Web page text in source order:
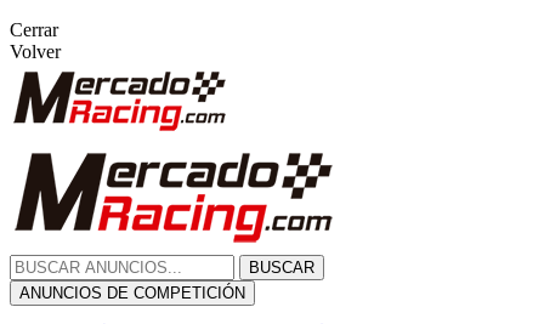
Cerrar
Volver
BUSCAR
ANUNCIOS DE COMPETICIÓN